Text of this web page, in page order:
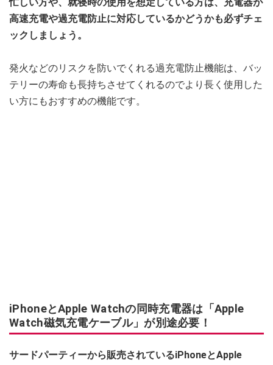
高速充電や過充電防止に対応しているかどうかも必ずチェ
ックしましょう。
発火などのリスクを防いでくれる過充電防止機能は、バッ
テリーの寿命も長持ちさせてくれるのでより長く使用した
い方にもおすすめの機能です。
iPhoneとApple Watchの同時充電器は「Apple
Watch磁気充電ケーブル」が別途必要！
サードパーティーから販売されているiPhoneとApple